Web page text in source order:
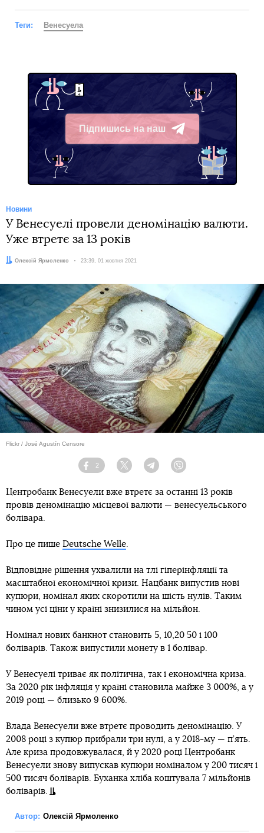
Теги: Венесуела
Підпишись на наш
Telegram
Новини
У Венесуелі провели деномінацію валюти.
Уже втретє за 13 років
Автор:
Олексій Ярмоленко Дата:
23:39, 01 жовтня 2021
Flickr / José Agustín Censore
Facebook
2
Twitter TelegramViber
Центробанк Венесуели вже втретє за останні 13 років
провів деномінацію місцевої валюти — венесуельського
болівара.
Про це пише Deutsche Welle
Відповідне рішення ухвалили на тлі гіперінфляції та
масштабної економічної кризи. Нацбанк випустив нові
купюри, номінал яких скоротили на шість нулів. Таким
чином усі ціни у країні знизилися на мільйон.
Номінал нових банкнот становить 5, 10,20 50 і 100
боліварів. Також випустили монету в 1 болівар.
У Венесуелі триває як політична, так і економічна криза.
За 2020 рік інфляція у країні становила майже 3 000%, а у
2019 році — близько 9 600%.
Влада Венесуели вже втретє проводить деномінацію. У
2008 році з купюр прибрали три нулі, а у 2018-му — п’ять.
Але криза продовжувалася, й у 2020 році Центробанк
Венесуели знову випускав купюри номіналом у 200 тисяч і
500 тисяч боліварів. Буханка хліба коштувала 7 мільйонів
боліварів.
Автор: Олексій Ярмоленко